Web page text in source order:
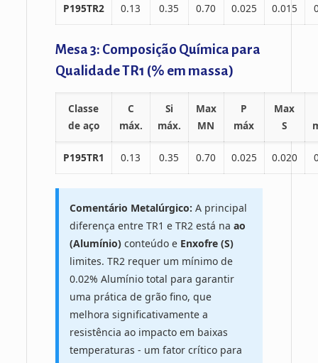
P195TR2 0.13 0.35 0.70 0.025 0.015
Mesa 3: Composição Química para
Qualidade TR1 (% em massa)
Classe
de aço
C
máx.
Si
máx.
Max
MN
P
máx
Max
S
P195TR1 0.13 0.35 0.70 0.025 0.020
Comentário Metalúrgico: A principal
diferença entre TR1 e TR2 está na ao
(Alumínio)conteúdo e Enxofre (S)
limites. TR2 requer um mínimo de
0.02% Alumínio total para garantir
uma prática de grão fino, que
melhora significativamente a
resistência ao impacto em baixas
temperaturas - um fator crítico para